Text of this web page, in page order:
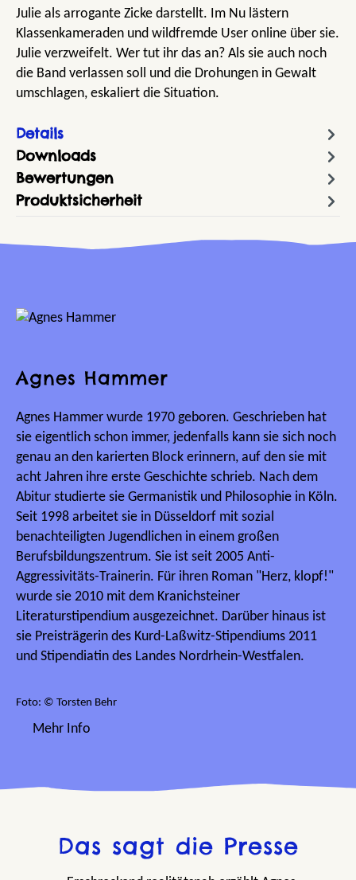
Julie als arrogante Zicke darstellt. Im Nu lästern
Klassenkameraden und wildfremde User online über sie.
Julie verzweifelt. Wer tut ihr das an? Als sie auch noch
die Band verlassen soll und die Drohungen in Gewalt
umschlagen, eskaliert die Situation.
Details
Downloads
Bewertungen
Produktsicherheit
Agnes Hammer
Agnes Hammer wurde 1970 geboren. Geschrieben hat
sie eigentlich schon immer, jedenfalls kann sie sich noch
genau an den karierten Block erinnern, auf den sie mit
acht Jahren ihre erste Geschichte schrieb. Nach dem
Abitur studierte sie Germanistik und Philosophie in Köln.
Seit 1998 arbeitet sie in Düsseldorf mit sozial
benachteiligten Jugendlichen in einem großen
Berufsbildungszentrum. Sie ist seit 2005 Anti-
Aggressivitäts-Trainerin. Für ihren Roman "Herz, klopf!"
wurde sie 2010 mit dem Kranichsteiner
Literaturstipendium ausgezeichnet. Darüber hinaus ist
sie Preisträgerin des Kurd-Laßwitz-Stipendiums 2011
und Stipendiatin des Landes Nordrhein-Westfalen.
Foto: © Torsten Behr
Mehr Info
Das sagt die Presse